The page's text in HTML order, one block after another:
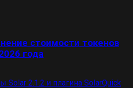
стоимости токенов
года
2.1.2 и плагина SolarQuick